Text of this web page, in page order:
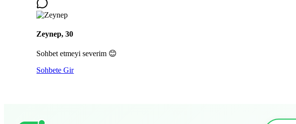
Zeynep, 30
Sohbet etmeyi severim 😊
Sohbete Gir